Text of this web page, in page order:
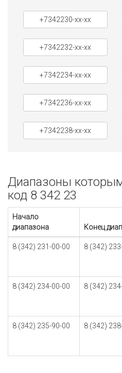
+7342230-xx-xx
+7342232-xx-xx
+7342234-xx-xx
+7342236-xx-xx
+7342238-xx-xx
Диапазоны
код 8 342 23
Начало
диапазона
Конец
8 (342) 231-00-00 8 (342)
8 (342) 234-00-00 8 (342)
8 (342) 235-90-00 8 (342)